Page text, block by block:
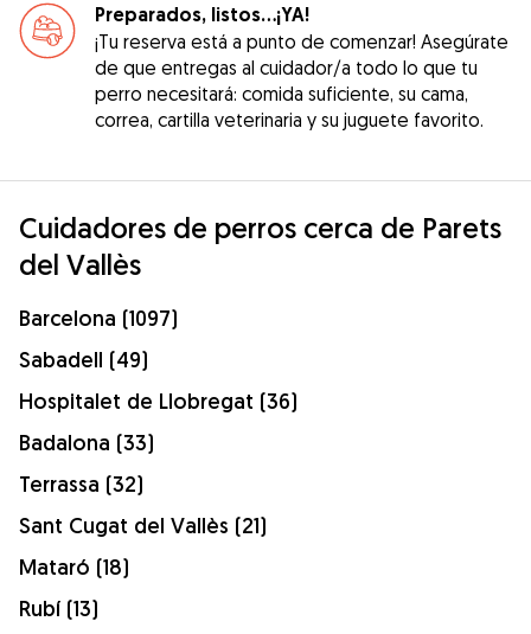
Preparados, listos...¡YA!
¡Tu reserva está a punto de comenzar! Asegúrate
de que entregas al cuidador/a todo lo que tu
perro necesitará: comida suficiente, su cama,
correa, cartilla veterinaria y su juguete favorito.
Cuidadores de perros cerca de Parets
del Vallès
Barcelona (1097)
Sabadell (49)
Hospitalet de Llobregat (36)
Badalona (33)
Terrassa (32)
Sant Cugat del Vallès (21)
Mataró (18)
Rubí (13)